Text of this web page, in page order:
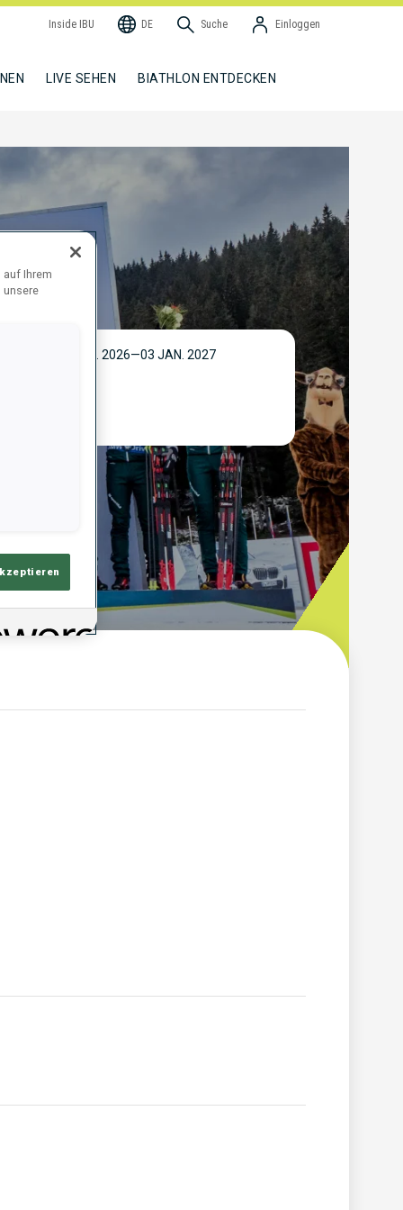
Inside IBU DE Suche Einloggen
LIVE SEHEN BIATHLON ENTDECKEN
EVENT: 31 DEZ. 2026—03 JAN. 2027
auf Ihrem
unsere